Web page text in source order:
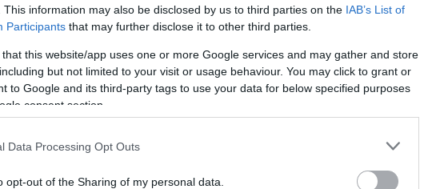
This information may also be disclosed by us to third parties on the IAB’s List of
Participants that may further disclose it to other third parties.
that this website/app uses one or more Google services and may gather and store
but not limited to your visit or usage behaviour. You may click to grant or
to Google and its third-party tags to use your data for below specified purposes
consent section.
Data Processing Opt Outs
opt-out of the Sharing of my personal data.
és a szarkazmusa. Nem hiszem, hogy valaha is
amerikai irodalomban
trónján
és legkedveltebb művét, A nagy Gatsbyt is
modernista író egy másik regénye, Az éj szelíd
házasságába enged betekintést, és az emberi
a vágyakról is kegyetlen őszinteséggel mesél.